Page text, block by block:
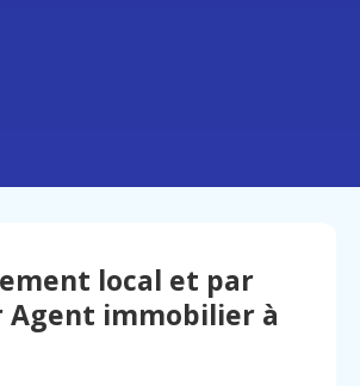
local et par
Agent immobilier à